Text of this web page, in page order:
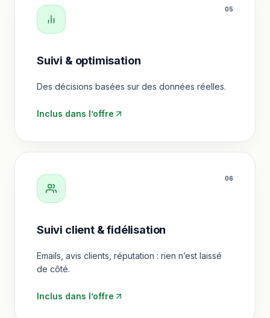
05
Suivi & optimisation
Des décisions basées sur des données réelles.
Inclus dans l’offre
06
Suivi client & fidélisation
Emails, avis clients, réputation : rien n’est laissé
de côté.
Inclus dans l’offre